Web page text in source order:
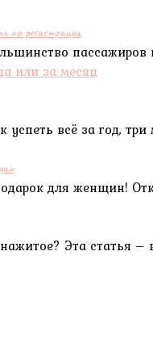
на регистрации
всё за год,
для женщин!
нажитое? Эта